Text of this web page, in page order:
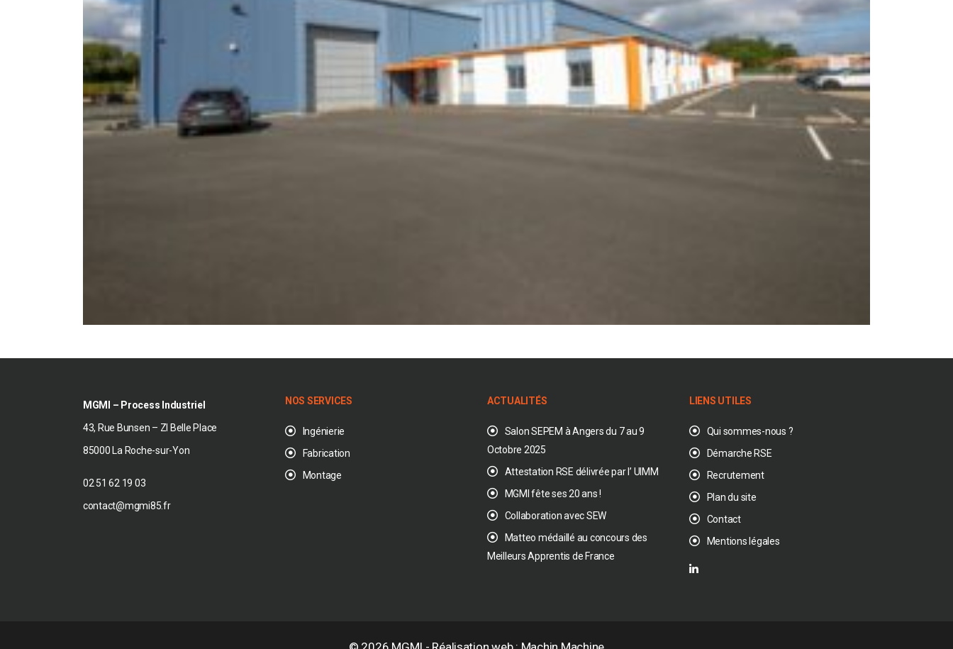
MGMI – Process Industriel
43, Rue Bunsen – ZI Belle Place
85000 La Roche-sur-Yon
02 51 62 19 03
contact@mgmi85.fr
NOS SERVICES
Ingénierie
Fabrication
Montage
ACTUALITÉS
Salon SEPEM à Angers du 7 au 9
Octobre 2025
Attestation RSE délivrée par l’ UIMM
MGMI fête ses 20 ans !
Collaboration avec SEW
Matteo médaillé au concours des
Meilleurs Apprentis de France
LIENS UTILES
Qui sommes-nous ?
Démarche RSE
Recrutement
Plan du site
Contact
Mentions légales